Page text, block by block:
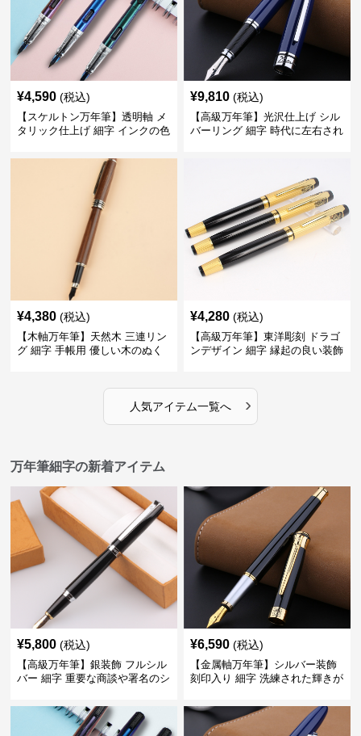
¥4,590 (税込)
【スケルトン万年筆】透明軸 メ
タリック仕上げ 細字 インクの色
する
¥9,810 (税込)
【高級万年筆】光沢仕上げ シル
バーリング 細字 時代に左右され
¥4,380 (税込)
【木軸万年筆】天然木 三連リン
グ 細字 手帳用 優しい木のぬく
¥4,280 (税込)
【高級万年筆】東洋彫刻 ドラゴ
ンデザイン 細字 縁起の良い装飾
人気アイテム一覧へ ›
万年筆細字の新着アイテム
¥5,800 (税込)
【高級万年筆】銀装飾 フルシル
バー 細字 重要な商談や署名のシ
てくれる
¥6,590 (税込)
【金属軸万年筆】シルバー装飾
刻印入り 細字 洗練された輝きが